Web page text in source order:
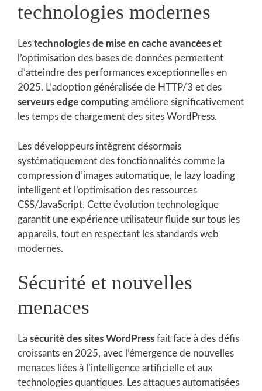
technologies modernes
Les technologies de mise en cache avancées et
l’optimisation des bases de données permettent
d’atteindre des performances exceptionnelles en
2025. L’adoption généralisée de HTTP/3 et des
serveurs edge computing améliore significativement
les temps de chargement des sites WordPress.
Les développeurs intègrent désormais
systématiquement des fonctionnalités comme la
compression d’images automatique, le lazy loading
intelligent et l’optimisation des ressources
CSS/JavaScript. Cette évolution technologique
garantit une expérience utilisateur fluide sur tous les
appareils, tout en respectant les standards web
modernes.
Sécurité et nouvelles
menaces
La sécurité des sites WordPress fait face à des défis
croissants en 2025, avec l’émergence de nouvelles
menaces liées à l’intelligence artificielle et aux
technologies quantiques. Les attaques automatisées